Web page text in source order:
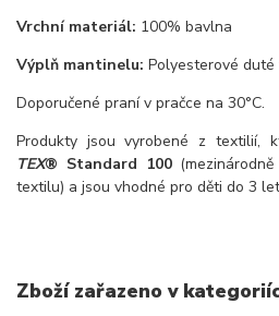
Vrchní materiál: 100% bavlna
Výplň mantinelu: Polyesterové duté
Doporučené praní v pračce na 30°C.
Produkty jsou vyrobené z textilií,
TEX® Standard 100
textilu) a jsou vhodné pro děti do 3
Zboží zařazeno v